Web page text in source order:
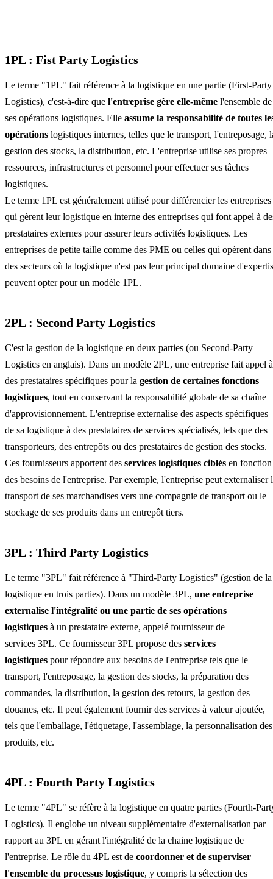
1PL : Fist Party Logistics
Le terme "1PL" fait référence à la logistique en une partie (First-Party
Logistics), c'est-à-dire que l'entreprise gère elle-même l'ensemble de
ses opérations logistiques. Elle assume la responsabilité de toutes
opérations logistiques internes, telles que le transport, l'entreposage,
gestion des stocks, la distribution, etc. L'entreprise utilise ses propres
ressources, infrastructures et personnel pour effectuer ses tâches
logistiques.
Le terme 1PL est généralement utilisé pour différencier les entreprises
qui gèrent leur logistique en interne des entreprises qui font appel à
prestataires externes pour assurer leurs activités logistiques. Les
entreprises de petite taille comme des PME ou celles qui opèrent dans
des secteurs où la logistique n'est pas leur principal domaine
peuvent opter pour un modèle 1PL.
2PL : Second Party Logistics
C'est la gestion de la logistique en deux parties (ou Second-Party
Logistics en anglais). Dans un modèle 2PL, une entreprise fait appel à
des prestataires spécifiques pour la gestion de certaines fonctions
logistiques, tout en conservant la responsabilité globale de sa chaîne
d'approvisionnement. L'entreprise externalise des aspects spécifiques
de sa logistique à des prestataires de services spécialisés, tels que des
transporteurs, des entrepôts ou des prestataires de gestion des stocks.
Ces fournisseurs apportent des services logistiques ciblés en fonction
des besoins de l'entreprise. Par exemple, l'entreprise peut externaliser
transport de ses marchandises vers une compagnie de transport ou le
stockage de ses produits dans un entrepôt tiers.
3PL : Third Party Logistics
Le terme "3PL" fait référence à "Third-Party Logistics" (gestion de la
logistique en trois parties). Dans un modèle 3PL, une entreprise
externalise l'intégralité ou une partie de ses opérations
logistiques à un prestataire externe, appelé fournisseur de
services 3PL. Ce fournisseur 3PL propose des services
logistiques pour répondre aux besoins de l'entreprise tels que le
transport, l'entreposage, la gestion des stocks, la préparation des
commandes, la distribution, la gestion des retours, la gestion des
douanes, etc. Il peut également fournir des services à valeur ajoutée,
tels que l'emballage, l'étiquetage, l'assemblage, la personnalisation des
produits, etc.
4PL : Fourth Party Logistics
Le terme "4PL" se réfère à la logistique en quatre parties (Fourth-
Logistics). Il englobe un niveau supplémentaire d'externalisation par
rapport au 3PL en gérant l'intégralité de la chaine logistique de
l'entreprise. Le rôle du 4PL est de coordonner et de superviser
l'ensemble du processus logistique, y compris la sélection des